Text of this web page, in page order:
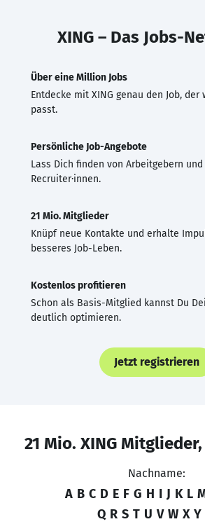
XING – Das Jobs-
Über eine Million Jobs
Entdecke mit XING genau den Job, der
passt.
Persönliche Job-Angebote
Lass Dich finden von Arbeitgebern und
Recruiter·innen.
21 Mio. Mitglieder
Knüpf neue Kontakte und erhalte
besseres Job-Leben.
Kostenlos profitieren
Schon als Basis-Mitglied kannst Du
deutlich optimieren.
Jetzt registrieren
21 Mio. XING
Nachname:
A B C D E F G H I J K L
Q R S T U V W X Y